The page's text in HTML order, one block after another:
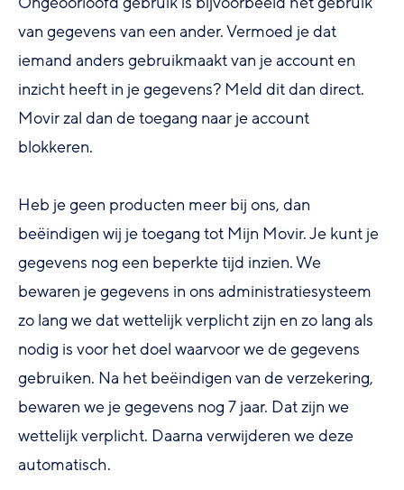
van gegevens van een ander. Vermoed je dat
iemand anders gebruikmaakt van je account en
inzicht heeft in je gegevens? Meld dit dan direct.
Movir zal dan de toegang naar je account
blokkeren.
Heb je geen producten meer bij ons, dan
beëindigen wij je toegang tot Mijn Movir. Je kunt je
gegevens nog een beperkte tijd inzien. We
bewaren je gegevens in ons administratiesysteem
zo lang we dat wettelijk verplicht zijn en zo lang als
nodig is voor het doel waarvoor we de gegevens
gebruiken. Na het beëindigen van de verzekering,
bewaren we je gegevens nog 7 jaar. Dat zijn we
wettelijk verplicht. Daarna verwijderen we deze
automatisch.